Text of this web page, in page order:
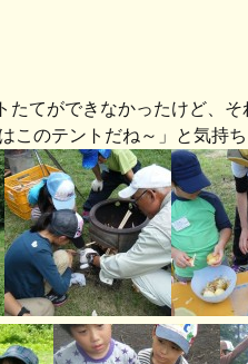
てができなかったけど、そ
のテントだね～」と気持